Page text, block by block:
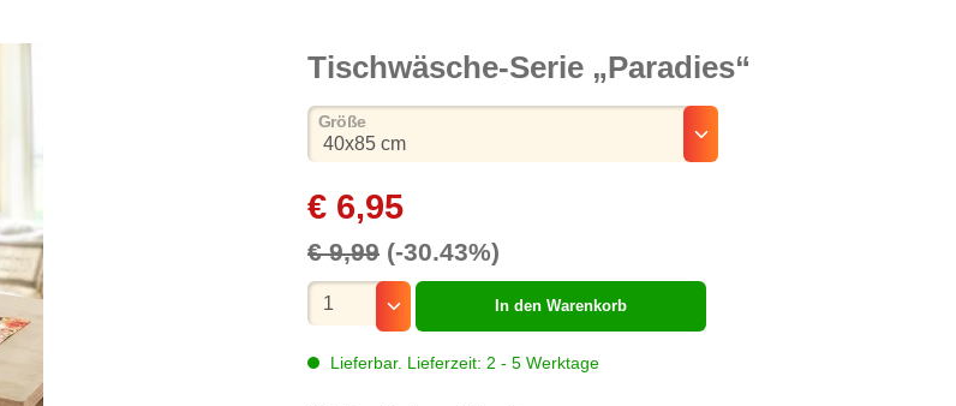
Tischwäsche-Serie „Paradies“
€ 6,95
€ 9,99 (-30.43%)
Lieferbar. Lieferzeit: 2 - 5 Werktage
Größeauswählen
Mengenauswahl
In den Warenkorb